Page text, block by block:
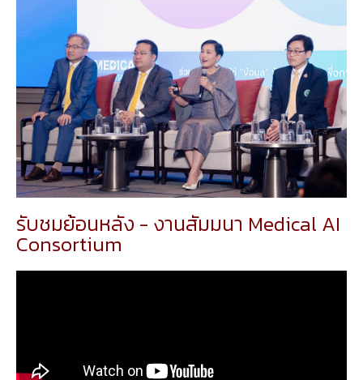
รับชมย้อนหลัง - งานสัมมนา Medical AI
Consortium